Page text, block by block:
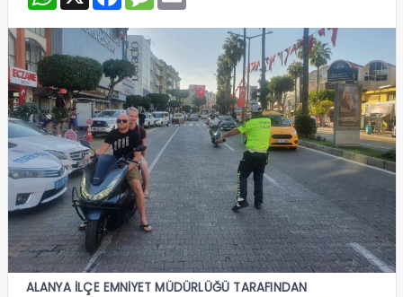
ALANYA İLÇE EMNİYET MÜDÜRLÜĞÜ TARAFINDAN